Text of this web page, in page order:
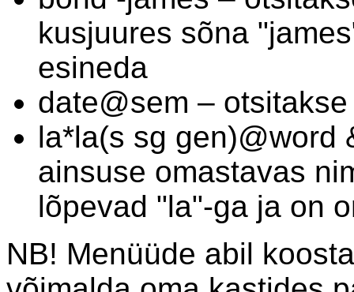
kusjuures sõna
esineda
date@sem –
la*la(s sg gen)@word
ainsuse omastavas
lõpevad "la"-ga ja on
NB! Menüüde abil